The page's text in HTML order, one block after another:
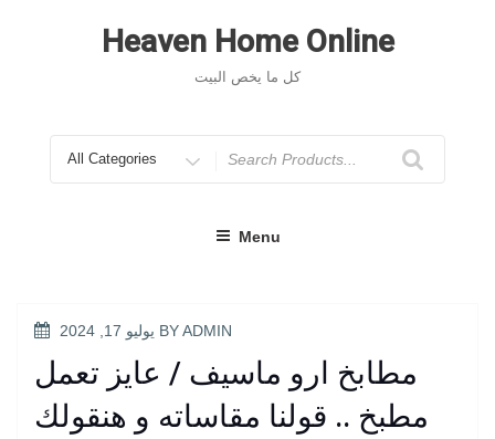
Heaven Home Online
كل ما يخص البيت
for
Menu
POSTED يوليو 17, 2024 BYADMIN
مطابخ ارو ماسيف / عايز تعمل
مطبخ .. قولنا مقاساته و هنقولك